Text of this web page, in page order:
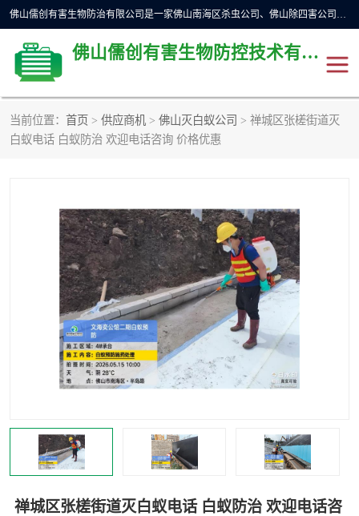
佛山儒创有害生物防治有限公司是一家佛山南海区杀虫公司、佛山除四害公司、佛山灭白蚁公司、佛山白蚁防治公司，让您远离虫害困扰。要问佛山白蚁防治哪家好？佛山儒创有害生物防治有限公司全佛山、广州，正规公司，上门勘查，可靠，售后有保障。
佛山儒创有害生物防控技术有限公司
当前位置： 首页 > 供应商机 > 佛山灭白蚁公司 > 禅城区张槎街道灭
白蚁电话 白蚁防治 欢迎电话咨询 价格优惠
禅城区张槎街道灭白蚁电话 白蚁防治 欢迎电话咨
除四害公司 佛山杀虫
佛山灭白蚁公司 佛山杀虫公司
佛山除四害公司 灭鼠
灭蜱虫 消杀
灭苍蝇 灭跳蚤
灭蚊虫 灭蟑螂
害虫防治